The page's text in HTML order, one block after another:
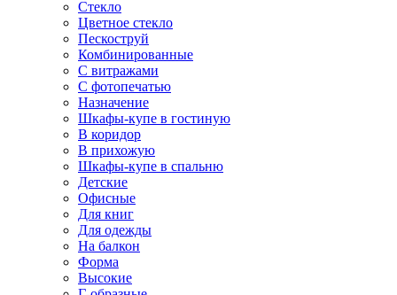
Стекло
Цветное стекло
Пескоструй
Комбинированные
С витражами
С фотопечатью
Назначение
Шкафы-купе в гостиную
В коридор
В прихожую
Шкафы-купе в спальню
Детские
Офисные
Для книг
Для одежды
На балкон
Форма
Высокие